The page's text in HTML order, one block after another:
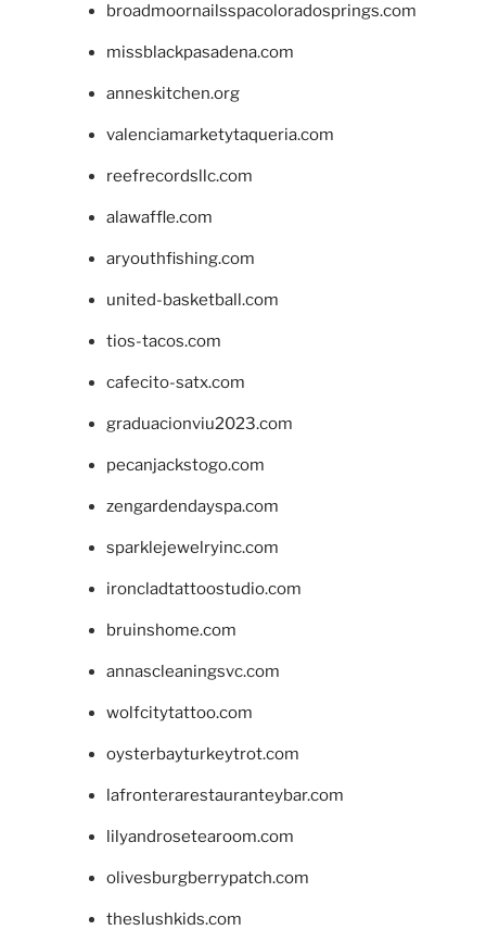
broadmoornailsspacoloradosprings.com
missblackpasadena.com
anneskitchen.org
valenciamarketytaqueria.com
reefrecordsllc.com
alawaffle.com
aryouthfishing.com
united-basketball.com
tios-tacos.com
cafecito-satx.com
graduacionviu2023.com
pecanjackstogo.com
zengardendayspa.com
sparklejewelryinc.com
ironcladtattoostudio.com
bruinshome.com
annascleaningsvc.com
wolfcitytattoo.com
oysterbayturkeytrot.com
lafronterarestauranteybar.com
lilyandrosetearoom.com
olivesburgberrypatch.com
theslushkids.com